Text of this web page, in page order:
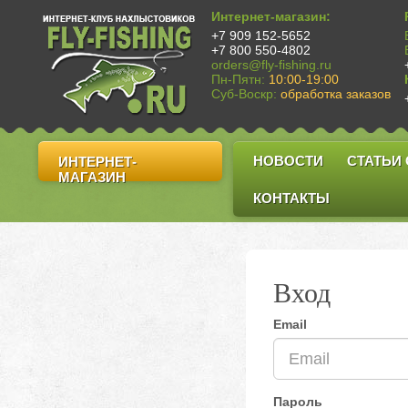
Интернет-магазин:
+7 909 152-5652
+7 800 550-4802
orders@fly-fishing.ru
Пн-Пятн: 10:00-19:00
Суб-Воскр: обработка заказов
ИНТЕРНЕТ-
МАГАЗИН
НОВОСТИ СТАТЬИ
КОНТАКТЫ
Вход
Email
Пароль